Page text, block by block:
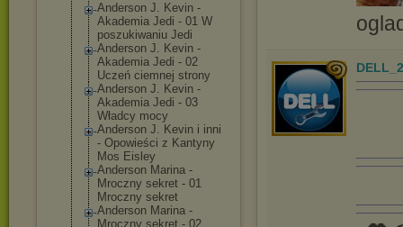
Anderson J. Kevin -
Akademia Jedi - 01 W
poszukiwaniu Jedi
Anderson J. Kevin -
Akademia Jedi - 02
Uczeń ciemnej strony
Anderson J. Kevin -
Akademia Jedi - 03
Władcy mocy
Anderson J. Kevin i inni
- Opowieści z Kantyny
Mos Eisley
Anderson Marina -
Mroczny sekret - 01
Mroczny sekret
Anderson Marina -
Mroczny sekret - 02